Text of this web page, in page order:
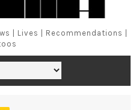
| Lives | Recommendations |